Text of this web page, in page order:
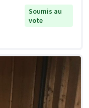
Soumis au
vote